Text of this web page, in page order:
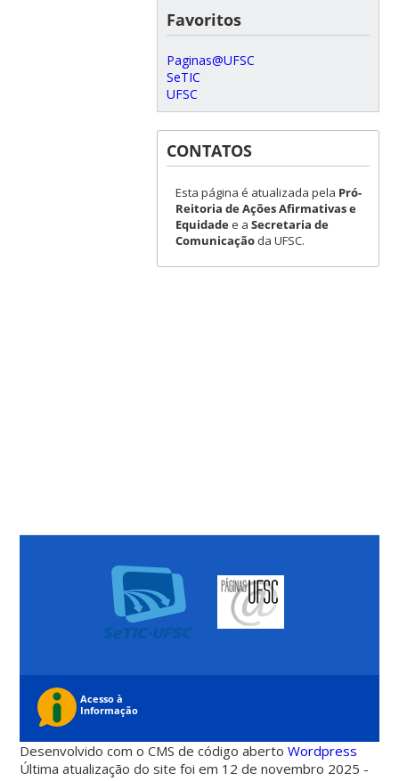
Favoritos
Paginas@UFSC
SeTIC
UFSC
CONTATOS
Esta página é atualizada pela Pró-
Reitoria de Ações Afirmativas e
Equidadee a Secretaria de
Comunicaçãoda UFSC.
Desenvolvido com o CMS de código abertoWordpress
Última atualização do site foi em 12 de novembro 2025 -